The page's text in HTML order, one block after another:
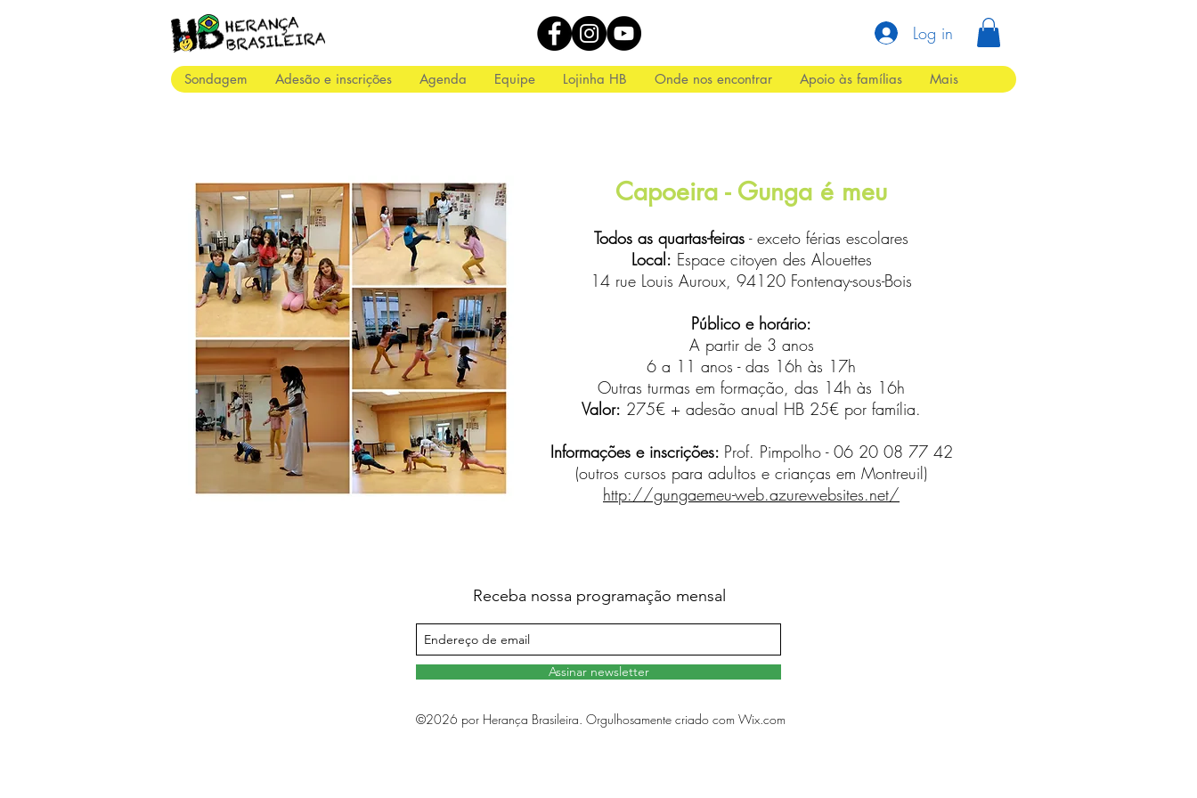
Log in
Sondagem Adesão e inscrições Agenda Equipe Lojinha HB Onde nos encontrar Apoio às famílias Mais
Capoeira - Gunga é meu
Todos as quartas-feiras - exceto férias escolares
Local: Espace citoyen des Alouettes
14 rue Louis Auroux, 94120 Fontenay-sous-Bois
Público e horário:
A partir de 3 anos
6 a 11 anos - das 16h às 17h
Outras turmas em formação, das 14h às 16h
Valor: 275€ + adesão anual HB 25€ por família.
Informações e inscrições: Prof. Pimpolho - 06 20 08 77 42
(outros cursos para adultos e crianças em Montreuil)
http://gungaemeu-web.azurewebsites.net/
Receba nossa programação mensal
Assinar newsletter
©2026 por Herança Brasileira. Orgulhosamente criado com Wix.com